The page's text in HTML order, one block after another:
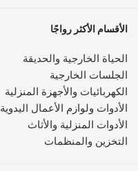
الأقسام الأكثر رواجًا
الحياة الخارجية والحديقة
الجلسات الخارجية
الكهربائيات والأجهزة المنزلية
الأدوات ولوازم الأعمال اليدوية
الأدوات المنزلية والأثاث
التخزين والمنظمات